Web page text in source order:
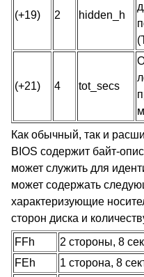
(+19) 2 hidden_h
(+21) 4 tot_secs
Как обычный, так и
BIOS содержит байт-
может служить для
может содержать
характеризующие
сторон диска и
FFh
2 стороны, 8
FEh
1 сторона, 8